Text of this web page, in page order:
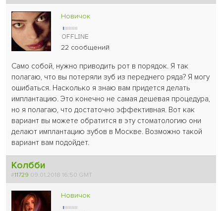
Новичок
22 сообщений
Само собой, нужно приводить рот в порядок. Я так
полагаю, что вы потеряли зуб из переднего ряда? Я могу
ошибаться. Насколько я знаю вам придется делать
имплантацию. Это конечно не самая дешевая процедура,
но я полагаю, что достаточно эффективная. Вот как
вариант вы можете обратится в эту стоматологию они
делают имплантацию зубов в Москве. Возможно такой
вариант вам подойдет.
Колбби
#11729 09.01.2018 16:50 GMT
Новичок